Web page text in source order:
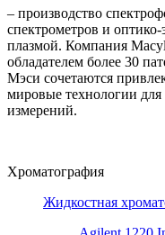
– производство
спектрометров и
плазмой. Компания
обладателем более 30
Мэси сочетаются
мировые технологии
измерений.
Хроматография
Жидкостная